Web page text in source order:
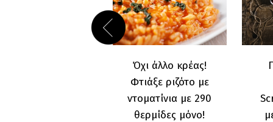
Όχι άλλο κρέας!
Φτιάξε ριζότο με
ντοματίνια με 290
θερμίδες μόνο!